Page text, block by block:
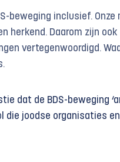
beweging inclusief.
herkend. Daarom zijn
vertegenwoordigd.
dat de BDS-beweging
die joodse organisaties